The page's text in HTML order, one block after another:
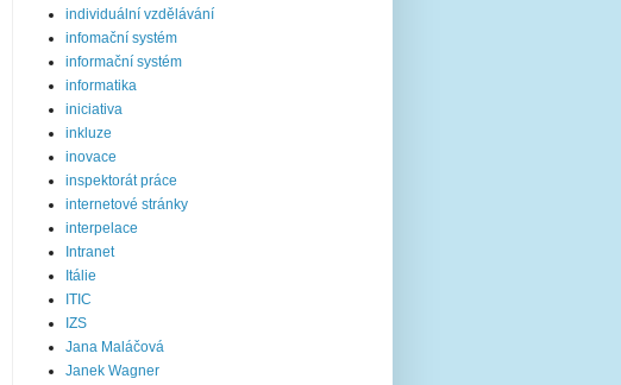
individuální vzdělávání
infomační systém
informační systém
informatika
iniciativa
inkluze
inovace
inspektorát práce
internetové stránky
interpelace
Intranet
Itálie
ITIC
IZS
Jana Maláčová
Janek Wagner